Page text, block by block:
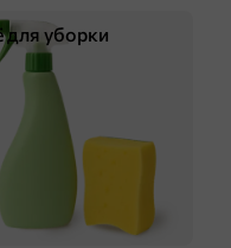
для уборки